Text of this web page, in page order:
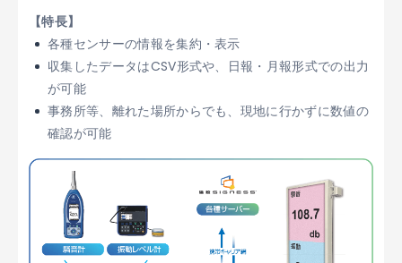
【特長】
各種センサーの情報を集約・表示
収集したデータはCSV形式や、日報・月報形式での出力
が可能
事務所等、離れた場所からでも、現地に行かずに数値の
確認が可能